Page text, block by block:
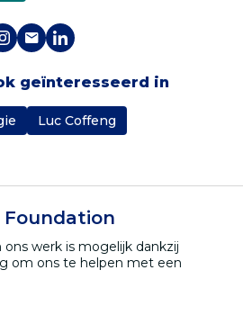
geïnteresseerd in
Luc Coffeng
Foundation
werk is mogelijk dankzij
om ons te helpen met een